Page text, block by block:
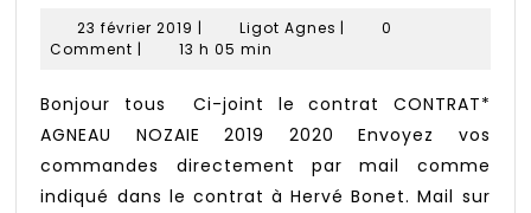
délai
jour
Livraison
le
9
23 février 2019 23
février
| Ligot Agnes Ligot
|
0
Comment | 13 h 05 min
Bonjour tous Ci-joint le contrat CONTRAT*
AGNEAU NOZAIE 2019 2020 Envoyez vos
commandes directement par mail comme
indiqué dans le contrat à Hervé Bonet. Mail sur